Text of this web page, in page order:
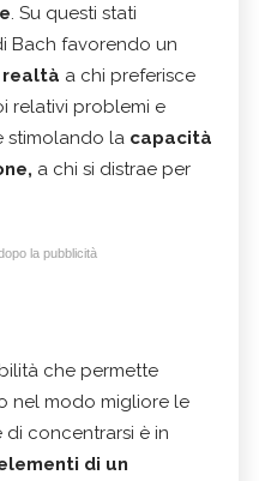
. Su questi stati
Bach favorendo un
realtà a chi preferisce
relativi problemi e
stimolando la capacità
a chi si distrae per
la pubblicità
che permette
nel modo migliore le
di concentrarsi è in
di un